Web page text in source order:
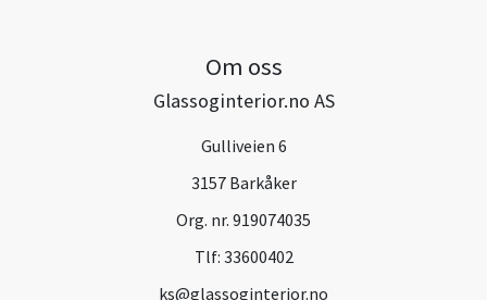
Om oss
Glassoginterior.no AS
Gulliveien 6
3157 Barkåker
Org. nr. 919074035
Tlf: 33600402
ks@glassoginterior.no